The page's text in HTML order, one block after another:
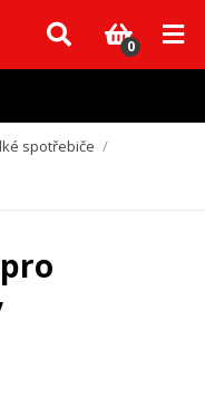
dílů, které nejsou skladem,
0
spotřebiče /